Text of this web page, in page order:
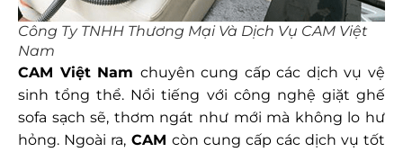
Công Ty TNHH Thương Mại Và Dịch Vụ CAM Việt
Nam
CAM Việt Nam chuyên cung cấp các dịch vụ vệ
sinh tổng thể. Nổi tiếng với công nghệ giặt ghế
sofa sạch sẽ, thơm ngát như mới mà không lo hư
hỏng. Ngoài ra, CAM còn cung cấp các dịch vụ tốt